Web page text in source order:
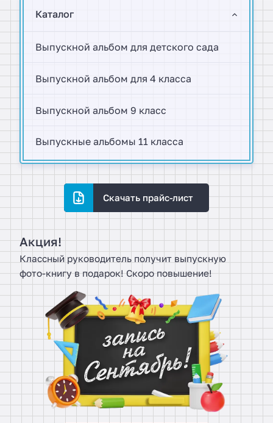
Каталог
Выпускной альбом для детского сада
Выпускной альбом для 4 класса
Выпускной альбом 9 класс
Выпускные альбомы 11 класса
Скачать прайс-лист
Акция!
Классный руководитель получит выпускную
фото-книгу в подарок! Скоро повышение!